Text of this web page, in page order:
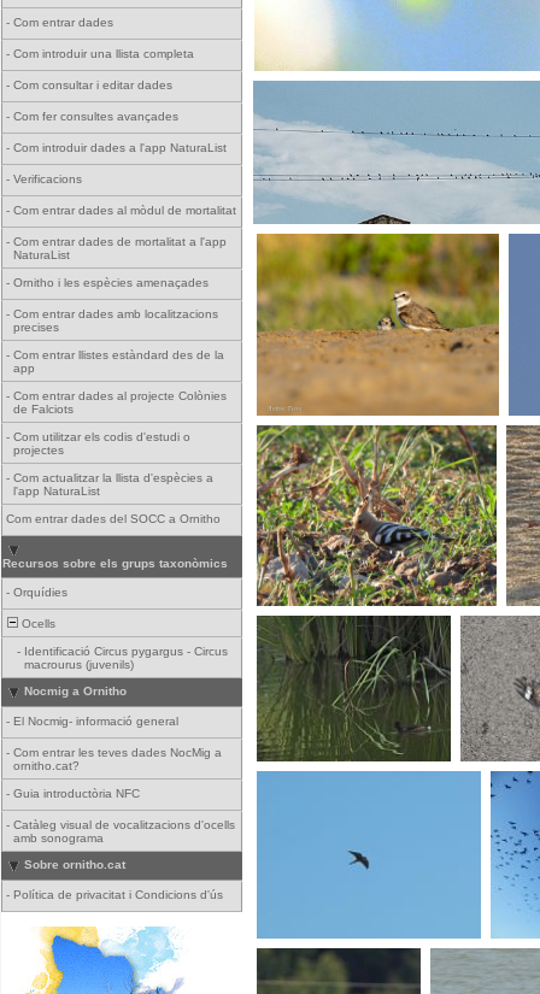
- Com entrar dades
- Com introduir una llista completa
- Com consultar i editar dades
- Com fer consultes avançades
- Com introduir dades a l'app NaturaList
- Verificacions
- Com entrar dades al mòdul de mortalitat
- Com entrar dades de mortalitat a l'app
NaturaList
- Ornitho i les espècies amenaçades
- Com entrar dades amb localitzacions
precises
- Com entrar llistes estàndard des de la
app
- Com entrar dades al projecte Colònies
de Falciots
- Com utilitzar els codis d'estudi o
projectes
- Com actualitzar la llista d'espècies a
l'app NaturaList
Com entrar dades del SOCC a Ornitho
Recursos sobre els grups taxonòmics
- Orquídies
Ocells
- Identificació Circus pygargus - Circus
macrourus (juvenils)
Nocmig a Ornitho
- El Nocmig- informació general
- Com entrar les teves dades NocMig a
ornitho.cat?
- Guia introductòria NFC
- Catàleg visual de vocalitzacions d'ocells
amb sonograma
Sobre ornitho.cat
- Política de privacitat i Condicions d'ús